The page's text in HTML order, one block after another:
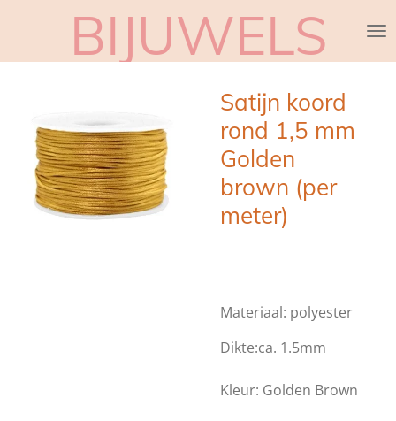
naar
BIJUWELS
Satijn koord
rond 1,5 mm
Golden
brown (per
meter)
Materiaal: polyester
Dikte:ca. 1.5mm
Kleur: Golden Brown